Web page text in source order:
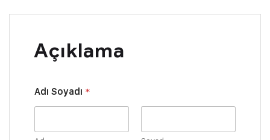
Açıklama
Adı Soyadı *